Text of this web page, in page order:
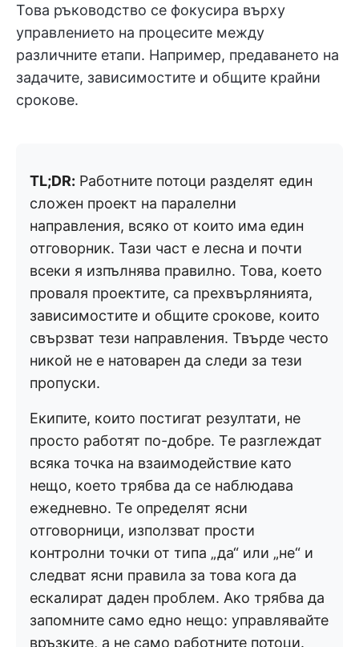
Това ръководство се фокусира върху
управлението на процесите между
различните етапи. Например, предаването на
задачите, зависимостите и общите крайни
срокове.
TL;DR: Работните потоци разделят един
сложен проект на паралелни
направления, всяко от които има един
отговорник. Тази част е лесна и почти
всеки я изпълнява правилно. Това, което
проваля проектите, са прехвърлянията,
зависимостите и общите срокове, които
свързват тези направления. Твърде често
никой не е натоварен да следи за тези
пропуски.
Екипите, които постигат резултати, не
просто работят по-добре. Те разглеждат
всяка точка на взаимодействие като
нещо, което трябва да се наблюдава
ежедневно. Те определят ясни
отговорници, използват прости
контролни точки от типа „да“ или „не“ и
следват ясни правила за това кога да
ескалират даден проблем. Ако трябва да
запомните само едно нещо: управлявайте
връзките, а не само работните потоци.